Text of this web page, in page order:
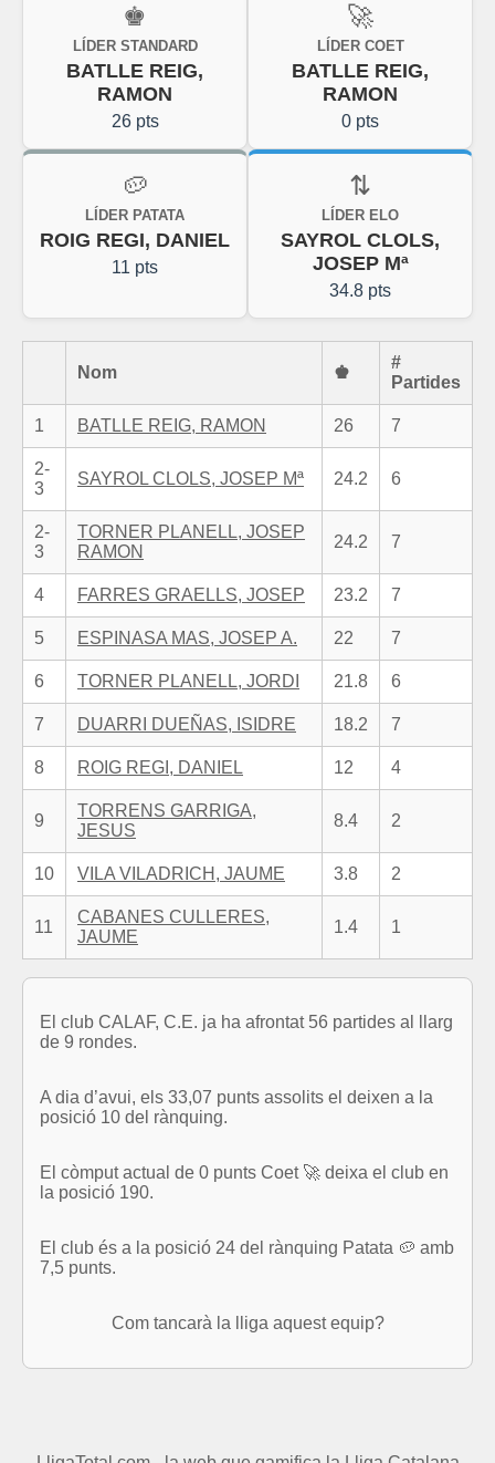
♚
LÍDER STANDARD
BATLLE REIG,
RAMON
26 pts
🚀
LÍDER COET
BATLLE REIG,
RAMON
0 pts
🥔
LÍDER PATATA
ROIG REGI, DANIEL
11 pts
⇅
LÍDER ELO
SAYROL CLOLS,
JOSEP Mª
34.8 pts
Nom ♚
#
Partides
1 BATLLE REIG, RAMON 26 7
2-
3
SAYROL CLOLS, JOSEP Mª 24.2 6
2-
3
TORNER PLANELL, JOSEP
RAMON
24.2 7
4 FARRES GRAELLS, JOSEP 23.2 7
5 ESPINASA MAS, JOSEP A. 22 7
6 TORNER PLANELL, JORDI 21.8 6
7 DUARRI DUEÑAS, ISIDRE 18.2 7
8 ROIG REGI, DANIEL 12 4
9
TORRENS GARRIGA,
JESUS
8.4 2
10 VILA VILADRICH, JAUME 3.8 2
11
CABANES CULLERES,
JAUME
1.4 1
El club CALAF, C.E. ja ha afrontat 56 partides al llarg
de 9 rondes.
A dia d’avui, els 33,07 punts assolits el deixen a la
posició 10 del rànquing.
El còmput actual de 0 punts Coet 🚀 deixa el club en
la posició 190.
El club és a la posició 24 del rànquing Patata 🥔 amb
7,5 punts.
Com tancarà la lliga aquest equip?